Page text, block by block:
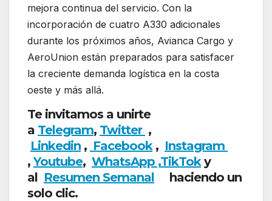
mejora continua del servicio. Con la
incorporación de cuatro A330 adicionales
durante los próximos años, Avianca Cargo y
AeroUnion están preparados para satisfacer
la creciente demanda logística en la costa
oeste y más allá.
Te invitamos a unirte
a Telegram, Twitter ,
Linkedin , Facebook, Instagram
,Youtube, WhatsApp ,TikToky
al Resumen Semanal haciendo un
solo clic.